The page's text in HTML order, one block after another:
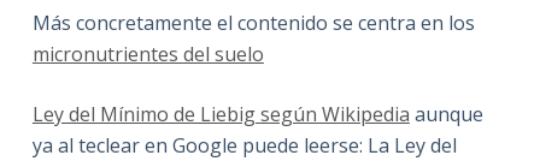
Más concretamente el contenido se centra en los
micronutrientes del suelo
Ley del Mínimo de Liebig según Wikipedia aunque
ya al teclear en Google puede leerse: La Ley del